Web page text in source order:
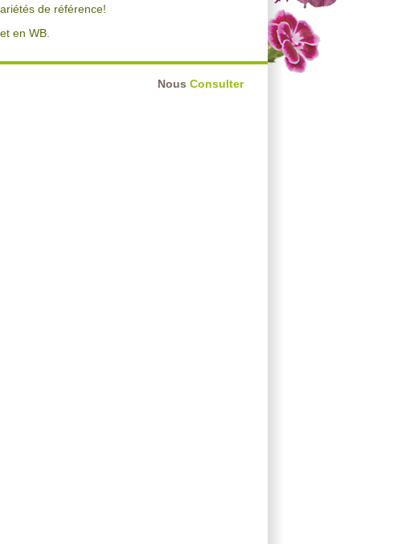
de référence!
en WB.
Nous Consulter